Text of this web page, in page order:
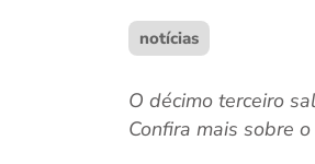
notícias
O décimo terceiro
Confira mais sobre